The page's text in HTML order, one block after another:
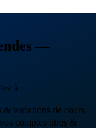
—
à :
& variations de cours
comptes titres &